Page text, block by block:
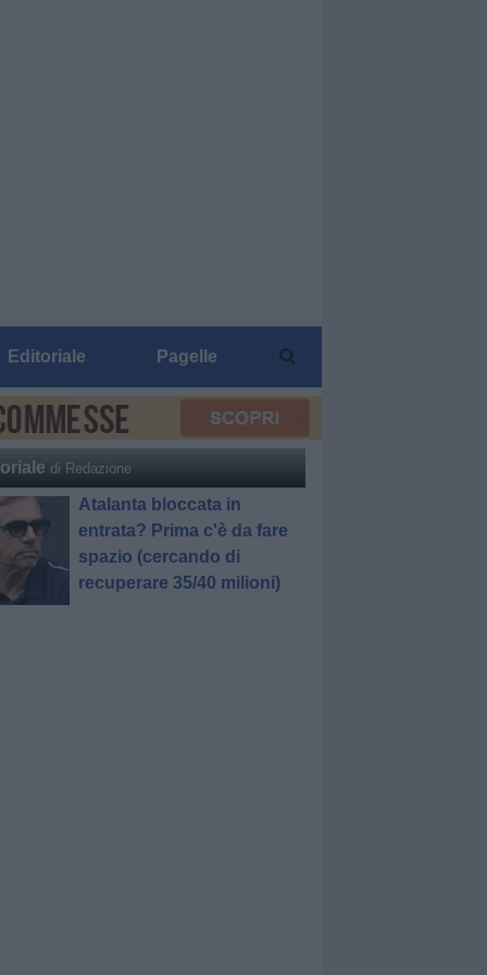
Editoriale Pagelle
di Redazione
Atalanta bloccata in
entrata? Prima c'è da fare
spazio (cercando di
recuperare 35/40 milioni)